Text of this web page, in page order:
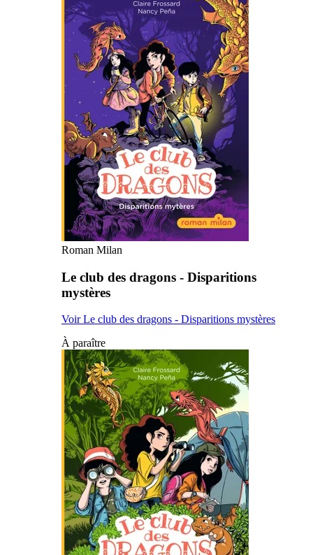
Roman Milan
Le club des dragons - Disparitions
mystères
Voir Le club des dragons - Disparitions mystères
À paraître